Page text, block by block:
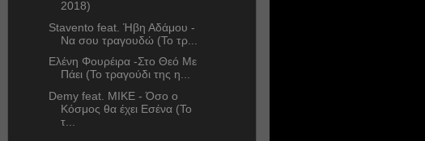
2018)
Stavento feat. Ήβη Αδάμου -
Να σου τραγουδώ (Το τρ...
Ελένη Φουρέιρα -Στο Θεό Με
Πάει (Το τραγούδι της η...
Demy feat. MIKE - Όσο ο
Κόσμος θα έχει Εσένα (Το
τ...